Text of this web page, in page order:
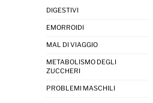
DIGESTIVI
EMORROIDI
MAL DI VIAGGIO
METABOLISMO DEGLI
ZUCCHERI
PROBLEMI MASCHILI